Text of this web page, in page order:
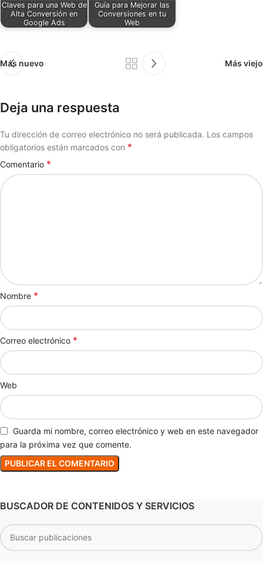
Claves para una Web de
Alta Conversión en
Google Ads
Guía para Mejorar las
Conversiones en tu
Web
Más nuevo Más viejo
Deja una respuesta
Tu dirección de correo electrónico no será publicada. Los campos
obligatorios están marcados con *
Comentario *
Nombre *
Correo electrónico *
Web
Guarda mi nombre, correo electrónico y web en este navegador
para la próxima vez que comente.
BUSCADOR DE CONTENIDOS Y SERVICIOS